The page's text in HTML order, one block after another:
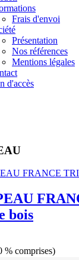
Frais d'envoi
Présentation
Nos références
Mentions légales
d'accès
bois
% comprises)